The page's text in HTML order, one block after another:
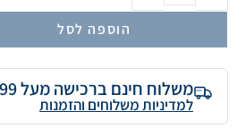
הוספה לסל
משלוח חינם ברכישה מעל ₪299
למדיניות משלוחים והזמנות